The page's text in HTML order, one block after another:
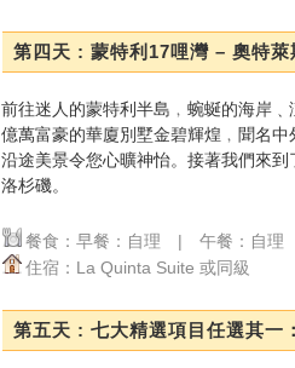
第四天 : 蒙特利17哩灣 – 奧特
前往迷人的蒙特利半島﹐蜿蜒的海岸
億萬富豪的華廈別墅金碧輝煌﹐聞名
沿途美景令您心曠神怡。接著我們來
洛杉磯。
餐食：早餐：自理 | 午餐：自
住宿：La Quinta Suite 或同級
第五天 : 七大精選項目任選其一